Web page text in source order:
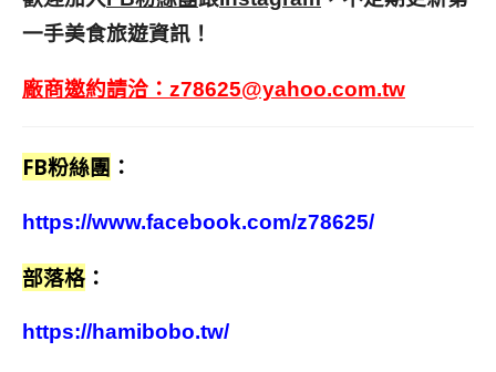
一手美食旅遊資訊！
廠商邀約請洽： z78625@yahoo.com.tw
FB粉絲團 ：
https://www.facebook.com/z78625/
部落格 ：
https://hamibobo.tw/